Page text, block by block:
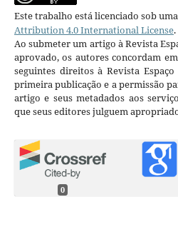
Este trabalho está licenciado sob
Attribution 4.0 International License.
Ao submeter um artigo à Revista
aprovado, os autores concordam
seguintes direitos à Revista
primeira publicação e a permissão
artigo e seus metadados aos
que seus editores julguem
0